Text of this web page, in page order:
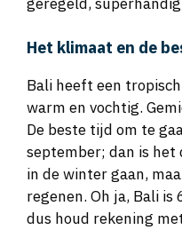
Het klimaat en de
Bali heeft een
warm en vochtig.
De beste tijd om te
september; dan is het
in de winter gaan,
regenen. Oh ja, Bali
dus houd rekening